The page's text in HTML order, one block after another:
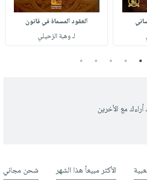
العقود المسماة في قانون
لـ وهبة الزحيلي
1
2
3
4
5
مع الأخرين
الأكثر مبيعاً هذا الشهر شحن مجاني